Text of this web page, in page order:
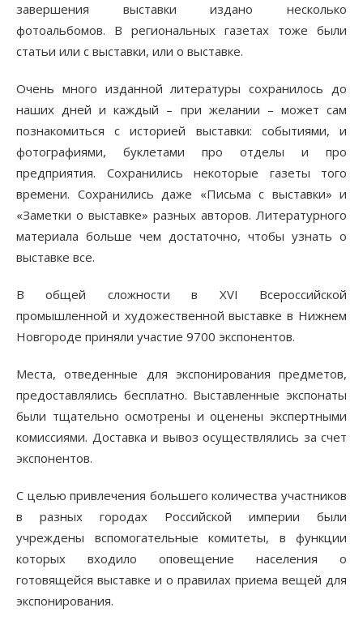
завершения выставки издано несколько
фотоальбомов. В региональных газетах тоже были
статьи или с выставки, или о выставке.
Очень много изданной литературы сохранилось до
наших дней и каждый – при желании – может сам
познакомиться с историей выставки: событиями, и
фотографиями, буклетами про отделы и про
предприятия. Сохранились некоторые газеты того
времени. Сохранились даже «Письма с выставки» и
«Заметки о выставке» разных авторов. Литературного
материала больше чем достаточно, чтобы узнать о
выставке все.
В общей сложности в XVI Всероссийской
промышленной и художественной выставке в Нижнем
Новгороде приняли участие 9700 экспонентов.
Места, отведенные для экспонирования предметов,
предоставлялись бесплатно. Выставленные экспонаты
были тщательно осмотрены и оценены экспертными
комиссиями. Доставка и вывоз осуществлялись за счет
экспонентов.
С целью привлечения большего количества участников
в разных городах Российской империи были
учреждены вспомогательные комитеты, в функции
которых входило оповещение населения о
готовящейся выставке и о правилах приема вещей для
экспонирования.